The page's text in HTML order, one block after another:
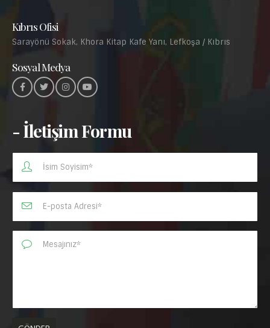
Kıbrıs Ofisi
Sarayönü Sokak, Khora Kitap Kafe Yanı, Lefkoşa / Kıbrıs
Sosyal Medya
- İletişim Formu